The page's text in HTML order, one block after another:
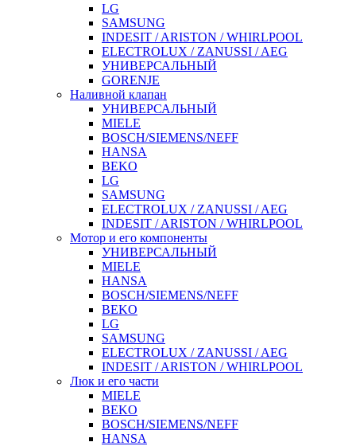
LG
SAMSUNG
INDESIT / ARISTON / WHIRLPOOL
ELECTROLUX / ZANUSSI / AEG
УНИВЕРСАЛЬНЫЙ
GORENJE
Наливной клапан
УНИВЕРСАЛЬНЫЙ
MIELE
BOSCH/SIEMENS/NEFF
HANSA
BEKO
LG
SAMSUNG
ELECTROLUX / ZANUSSI / AEG
INDESIT / ARISTON / WHIRLPOOL
Мотор и его компоненты
УНИВЕРСАЛЬНЫЙ
MIELE
HANSA
BOSCH/SIEMENS/NEFF
BEKO
LG
SAMSUNG
ELECTROLUX / ZANUSSI / AEG
INDESIT / ARISTON / WHIRLPOOL
Люк и его части
MIELE
BEKO
BOSCH/SIEMENS/NEFF
HANSA